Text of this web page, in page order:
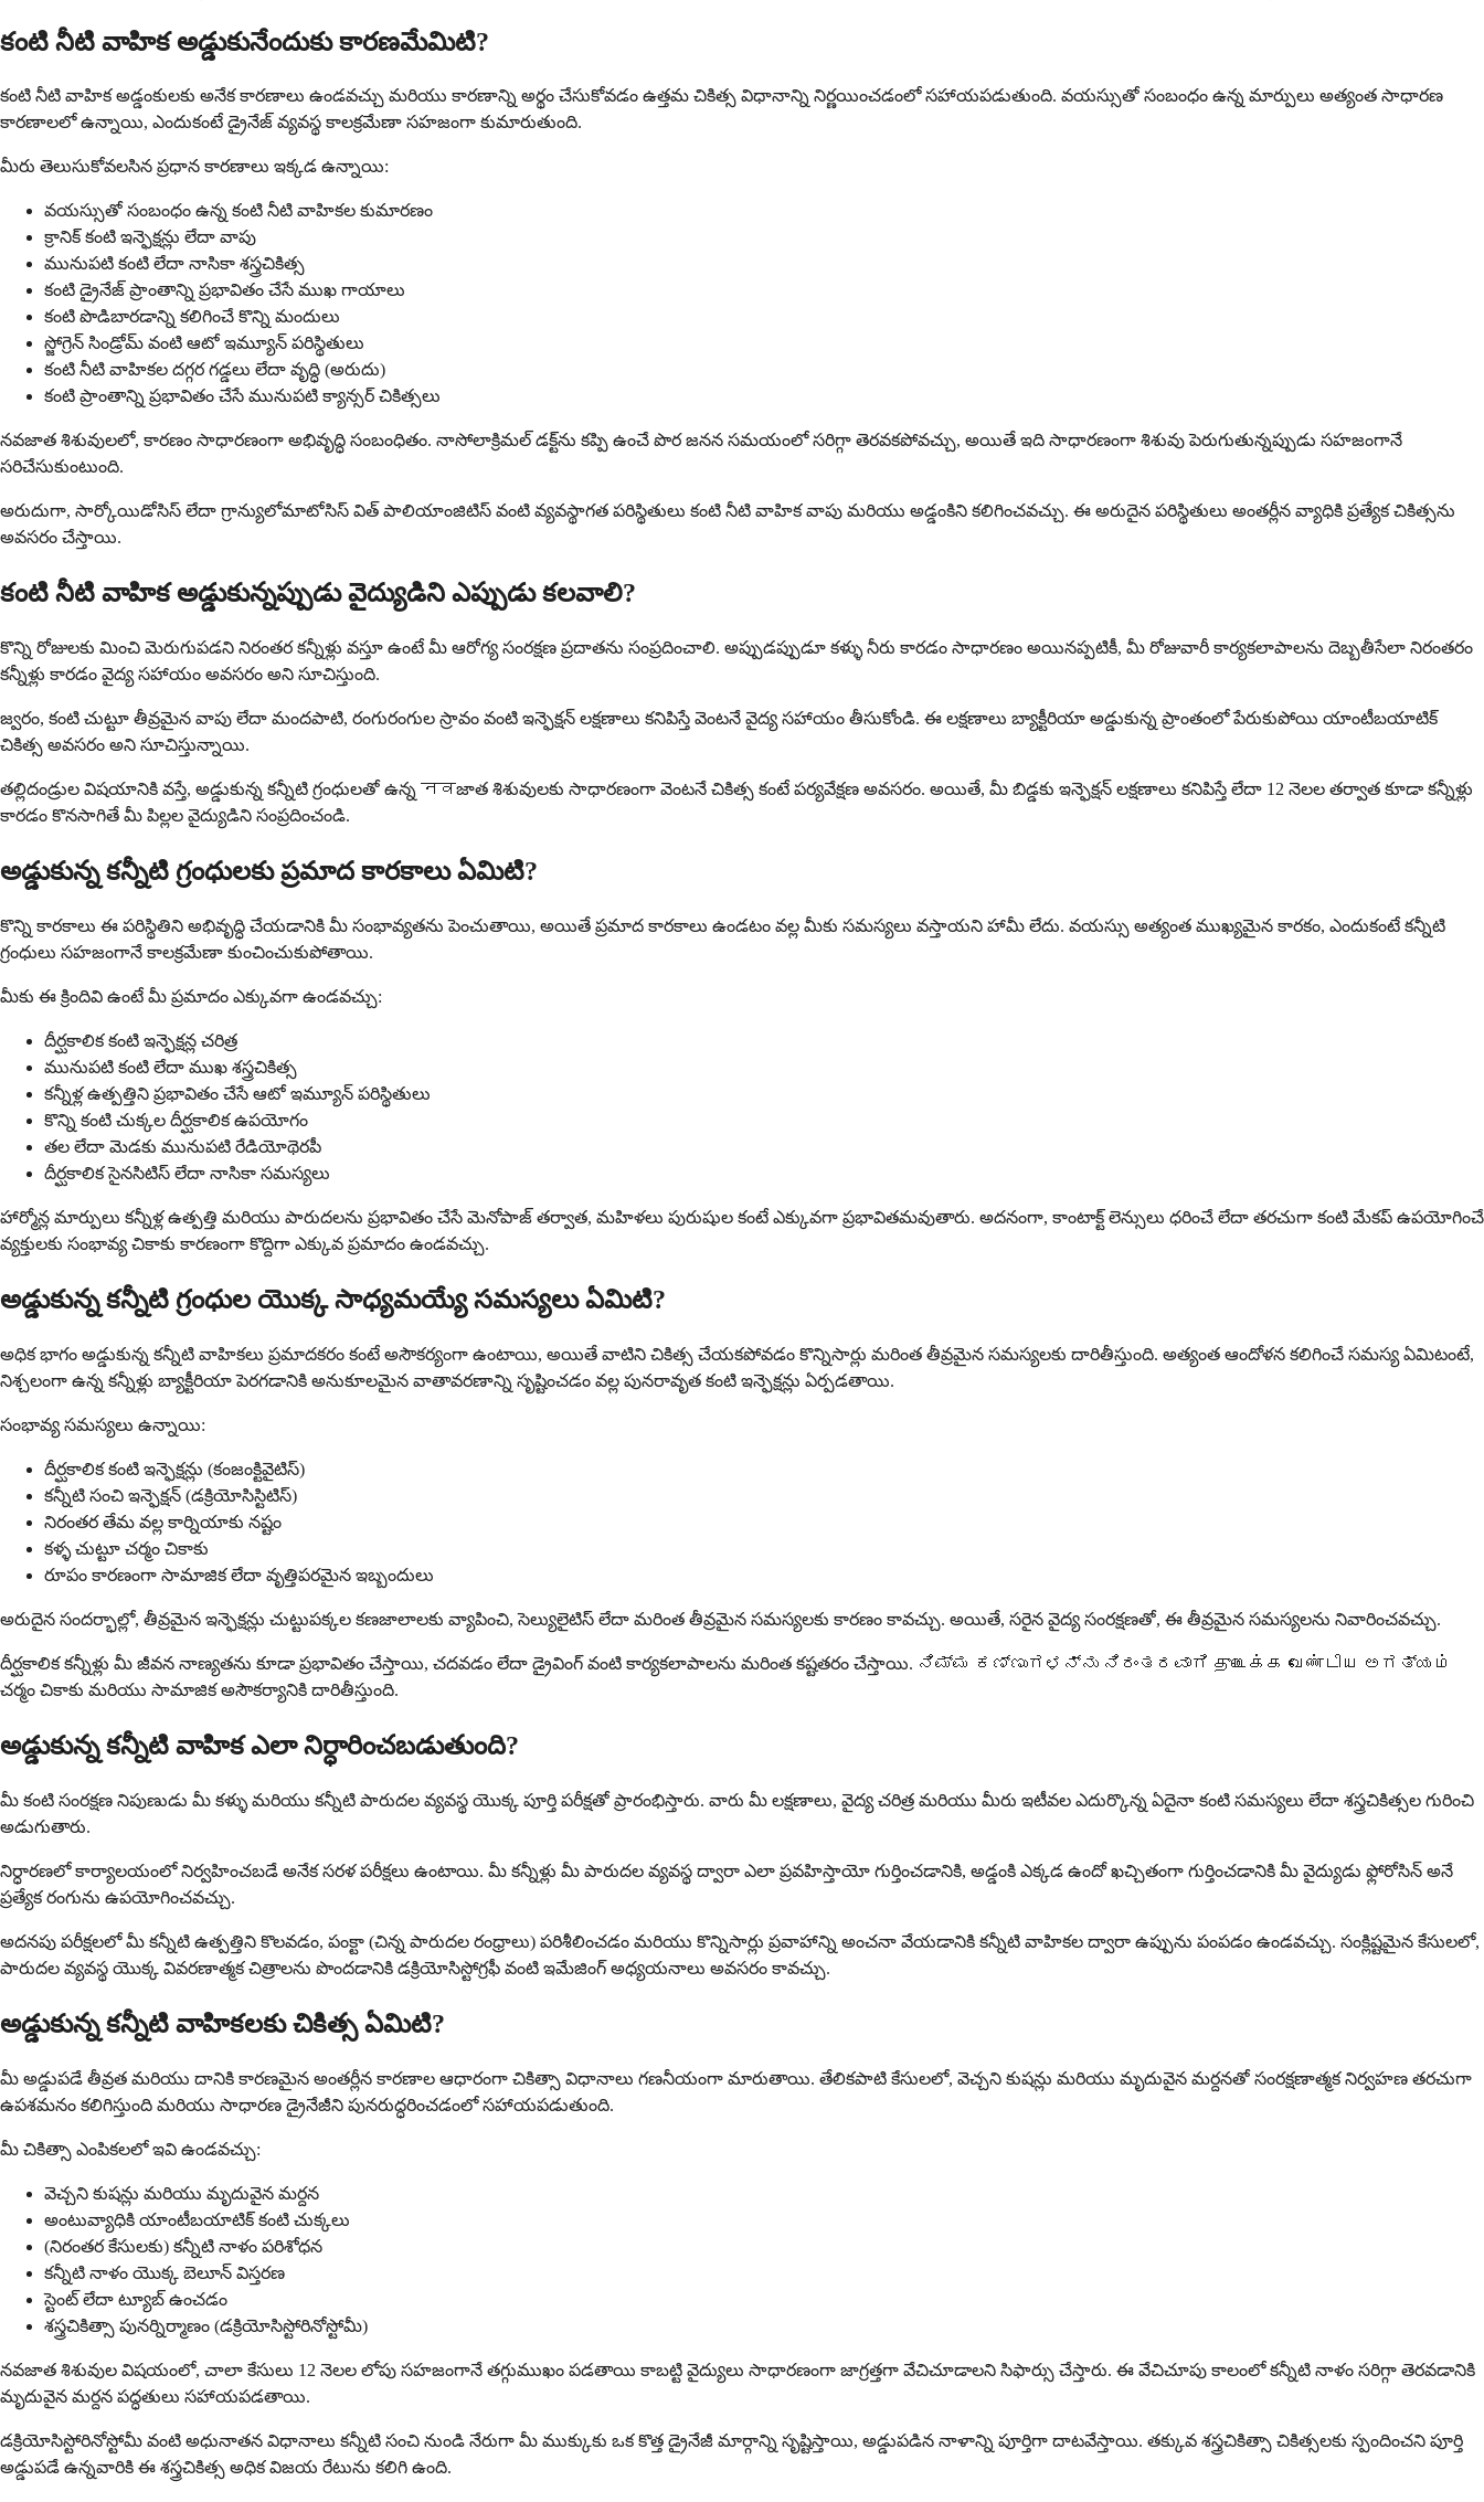
కంటి నీటి వాహిక అడ్డుకునేందుకు కారణమేమిటి?
కంటి నీటి వాహిక అడ్డంకులకు అనేక కారణాలు ఉండవచ్చు మరియు కారణాన్ని అర్థం చేసుకోవడం ఉత్తమ చికిత్స విధానాన్ని నిర్ణయించడంలో సహాయపడుతుంది. వయస్సుతో సంబంధం ఉన్న మార్పులు అత్యంత సాధారణ
కారణాలలో ఉన్నాయి, ఎందుకంటే డ్రైనేజ్ వ్యవస్థ కాలక్రమేణా సహజంగా కుమారుతుంది.
మీరు తెలుసుకోవలసిన ప్రధాన కారణాలు ఇక్కడ ఉన్నాయి:
వయస్సుతో సంబంధం ఉన్న కంటి నీటి వాహికల కుమారణం
క్రానిక్ కంటి ఇన్ఫెక్షన్లు లేదా వాపు
మునుపటి కంటి లేదా నాసికా శస్త్రచికిత్స
కంటి డ్రైనేజ్ ప్రాంతాన్ని ప్రభావితం చేసే ముఖ గాయాలు
కంటి పొడిబారడాన్ని కలిగించే కొన్ని మందులు
స్జోగ్రెన్ సిండ్రోమ్ వంటి ఆటో ఇమ్యూన్ పరిస్థితులు
కంటి నీటి వాహికల దగ్గర గడ్డలు లేదా వృద్ధి (అరుదు)
కంటి ప్రాంతాన్ని ప్రభావితం చేసే మునుపటి క్యాన్సర్ చికిత్సలు
నవజాత శిశువులలో, కారణం సాధారణంగా అభివృద్ధి సంబంధితం. నాసోలాక్రిమల్ డక్ట్‌ను కప్పి ఉంచే పొర జనన సమయంలో సరిగ్గా తెరవకపోవచ్చు, అయితే ఇది సాధారణంగా శిశువు పెరుగుతున్నప్పుడు సహజంగానే
సరిచేసుకుంటుంది.
అరుదుగా, సార్కోయిడోసిస్ లేదా గ్రాన్యులోమాటోసిస్ విత్ పాలియాంజిటిస్ వంటి వ్యవస్థాగత పరిస్థితులు కంటి నీటి వాహిక వాపు మరియు అడ్డంకిని కలిగించవచ్చు. ఈ అరుదైన పరిస్థితులు అంతర్లీన వ్యాధికి ప్రత్యేక చికిత్సను
అవసరం చేస్తాయి.
కంటి నీటి వాహిక అడ్డుకున్నప్పుడు వైద్యుడిని ఎప్పుడు కలవాలి?
కొన్ని రోజులకు మించి మెరుగుపడని నిరంతర కన్నీళ్లు వస్తూ ఉంటే మీ ఆరోగ్య సంరక్షణ ప్రదాతను సంప్రదించాలి. అప్పుడప్పుడూ కళ్ళు నీరు కారడం సాధారణం అయినప్పటికీ, మీ రోజువారీ కార్యకలాపాలను దెబ్బతీసేలా నిరంతరం
కన్నీళ్లు కారడం వైద్య సహాయం అవసరం అని సూచిస్తుంది.
జ్వరం, కంటి చుట్టూ తీవ్రమైన వాపు లేదా మందపాటి, రంగురంగుల స్రావం వంటి ఇన్ఫెక్షన్ లక్షణాలు కనిపిస్తే వెంటనే వైద్య సహాయం తీసుకోండి. ఈ లక్షణాలు బ్యాక్టీరియా అడ్డుకున్న ప్రాంతంలో పేరుకుపోయి యాంటీబయాటిక్
చికిత్స అవసరం అని సూచిస్తున్నాయి.
తల్లిదండ్రుల విషయానికి వస్తే, అడ్డుకున్న కన్నీటి గ్రంధులతో ఉన్న नवజాత శిశువులకు సాధారణంగా వెంటనే చికిత్స కంటే పర్యవేక్షణ అవసరం. అయితే, మీ బిడ్డకు ఇన్ఫెక్షన్ లక్షణాలు కనిపిస్తే లేదా 12 నెలల తర్వాత కూడా కన్నీళ్లు
కారడం కొనసాగితే మీ పిల్లల వైద్యుడిని సంప్రదించండి.
అడ్డుకున్న కన్నీటి గ్రంధులకు ప్రమాద కారకాలు ఏమిటి?
కొన్ని కారకాలు ఈ పరిస్థితిని అభివృద్ధి చేయడానికి మీ సంభావ్యతను పెంచుతాయి, అయితే ప్రమాద కారకాలు ఉండటం వల్ల మీకు సమస్యలు వస్తాయని హామీ లేదు. వయస్సు అత్యంత ముఖ్యమైన కారకం, ఎందుకంటే కన్నీటి
గ్రంధులు సహజంగానే కాలక్రమేణా కుంచించుకుపోతాయి.
మీకు ఈ క్రిందివి ఉంటే మీ ప్రమాదం ఎక్కువగా ఉండవచ్చు:
దీర్ఘకాలిక కంటి ఇన్ఫెక్షన్ల చరిత్ర
మునుపటి కంటి లేదా ముఖ శస్త్రచికిత్స
కన్నీళ్ల ఉత్పత్తిని ప్రభావితం చేసే ఆటో ఇమ్యూన్ పరిస్థితులు
కొన్ని కంటి చుక్కల దీర్ఘకాలిక ఉపయోగం
తల లేదా మెడకు మునుపటి రేడియోథెరపీ
దీర్ఘకాలిక సైనసిటిస్ లేదా నాసికా సమస్యలు
హార్మోన్ల మార్పులు కన్నీళ్ల ఉత్పత్తి మరియు పారుదలను ప్రభావితం చేసే మెనోపాజ్ తర్వాత, మహిళలు పురుషుల కంటే ఎక్కువగా ప్రభావితమవుతారు. అదనంగా, కాంటాక్ట్ లెన్సులు ధరించే లేదా తరచుగా కంటి మేకప్ ఉపయోగించే
వ్యక్తులకు సంభావ్య చికాకు కారణంగా కొద్దిగా ఎక్కువ ప్రమాదం ఉండవచ్చు.
అడ్డుకున్న కన్నీటి గ్రంధుల యొక్క సాధ్యమయ్యే సమస్యలు ఏమిటి?
అధిక భాగం అడ్డుకున్న కన్నీటి వాహికలు ప్రమాదకరం కంటే అసౌకర్యంగా ఉంటాయి, అయితే వాటిని చికిత్స చేయకపోవడం కొన్నిసార్లు మరింత తీవ్రమైన సమస్యలకు దారితీస్తుంది. అత్యంత ఆందోళన కలిగించే సమస్య ఏమిటంటే,
నిశ్చలంగా ఉన్న కన్నీళ్లు బ్యాక్టీరియా పెరగడానికి అనుకూలమైన వాతావరణాన్ని సృష్టించడం వల్ల పునరావృత కంటి ఇన్ఫెక్షన్లు ఏర్పడతాయి.
సంభావ్య సమస్యలు ఉన్నాయి:
దీర్ఘకాలిక కంటి ఇన్ఫెక్షన్లు (కంజంక్టివైటిస్)
కన్నీటి సంచి ఇన్ఫెక్షన్ (డక్రియోసిస్టిటిస్)
నిరంతర తేమ వల్ల కార్నియాకు నష్టం
కళ్ళ చుట్టూ చర్మం చికాకు
రూపం కారణంగా సామాజిక లేదా వృత్తిపరమైన ఇబ్బందులు
అరుదైన సందర్భాల్లో, తీవ్రమైన ఇన్ఫెక్షన్లు చుట్టుపక్కల కణజాలాలకు వ్యాపించి, సెల్యులైటిస్ లేదా మరింత తీవ్రమైన సమస్యలకు కారణం కావచ్చు. అయితే, సరైన వైద్య సంరక్షణతో, ఈ తీవ్రమైన సమస్యలను నివారించవచ్చు.
దీర్ఘకాలిక కన్నీళ్లు మీ జీవన నాణ్యతను కూడా ప్రభావితం చేస్తాయి, చదవడం లేదా డ్రైవింగ్ వంటి కార్యకలాపాలను మరింత కష్టతరం చేస్తాయి. ನಿಮ್ಮ ಕಣ್ಣುಗಳನ್ನು ನಿರಂತರವಾಗಿ துடைக்க வேண்டிய ಅಗತ್ಯம்
చర్మం చికాకు మరియు సామాజిక అసౌకర్యానికి దారితీస్తుంది.
అడ్డుకున్న కన్నీటి వాహిక ఎలా నిర్ధారించబడుతుంది?
మీ కంటి సంరక్షణ నిపుణుడు మీ కళ్ళు మరియు కన్నీటి పారుదల వ్యవస్థ యొక్క పూర్తి పరీక్షతో ప్రారంభిస్తారు. వారు మీ లక్షణాలు, వైద్య చరిత్ర మరియు మీరు ఇటీవల ఎదుర్కొన్న ఏదైనా కంటి సమస్యలు లేదా శస్త్రచికిత్సల గురించి
అడుగుతారు.
నిర్ధారణలో కార్యాలయంలో నిర్వహించబడే అనేక సరళ పరీక్షలు ఉంటాయి. మీ కన్నీళ్లు మీ పారుదల వ్యవస్థ ద్వారా ఎలా ప్రవహిస్తాయో గుర్తించడానికి, అడ్డంకి ఎక్కడ ఉందో ఖచ్చితంగా గుర్తించడానికి మీ వైద్యుడు ఫ్లోరోసిన్ అనే
ప్రత్యేక రంగును ఉపయోగించవచ్చు.
అదనపు పరీక్షలలో మీ కన్నీటి ఉత్పత్తిని కొలవడం, పంక్టా (చిన్న పారుదల రంధ్రాలు) పరిశీలించడం మరియు కొన్నిసార్లు ప్రవాహాన్ని అంచనా వేయడానికి కన్నీటి వాహికల ద్వారా ఉప్పును పంపడం ఉండవచ్చు. సంక్లిష్టమైన కేసులలో,
పారుదల వ్యవస్థ యొక్క వివరణాత్మక చిత్రాలను పొందడానికి డక్రియోసిస్టోగ్రఫీ వంటి ఇమేజింగ్ అధ్యయనాలు అవసరం కావచ్చు.
అడ్డుకున్న కన్నీటి వాహికలకు చికిత్స ఏమిటి?
మీ అడ్డుపడే తీవ్రత మరియు దానికి కారణమైన అంతర్లీన కారణాల ఆధారంగా చికిత్సా విధానాలు గణనీయంగా మారుతాయి. తేలికపాటి కేసులలో, వెచ్చని కుషన్లు మరియు మృదువైన మర్దనతో సంరక్షణాత్మక నిర్వహణ తరచుగా
ఉపశమనం కలిగిస్తుంది మరియు సాధారణ డ్రైనేజీని పునరుద్ధరించడంలో సహాయపడుతుంది.
మీ చికిత్సా ఎంపికలలో ఇవి ఉండవచ్చు:
వెచ్చని కుషన్లు మరియు మృదువైన మర్దన
అంటువ్యాధికి యాంటీబయాటిక్ కంటి చుక్కలు
(నిరంతర కేసులకు) కన్నీటి నాళం పరిశోధన
కన్నీటి నాళం యొక్క బెలూన్ విస్తరణ
స్టెంట్ లేదా ట్యూబ్ ఉంచడం
శస్త్రచికిత్సా పునర్నిర్మాణం (డక్రియోసిస్టోరినోస్టోమీ)
నవజాత శిశువుల విషయంలో, చాలా కేసులు 12 నెలల లోపు సహజంగానే తగ్గుముఖం పడతాయి కాబట్టి వైద్యులు సాధారణంగా జాగ్రత్తగా వేచిచూడాలని సిఫార్సు చేస్తారు. ఈ వేచిచూపు కాలంలో కన్నీటి నాళం సరిగ్గా తెరవడానికి
మృదువైన మర్దన పద్ధతులు సహాయపడతాయి.
డక్రియోసిస్టోరినోస్టోమీ వంటి అధునాతన విధానాలు కన్నీటి సంచి నుండి నేరుగా మీ ముక్కుకు ఒక కొత్త డ్రైనేజీ మార్గాన్ని సృష్టిస్తాయి, అడ్డుపడిన నాళాన్ని పూర్తిగా దాటవేస్తాయి. తక్కువ శస్త్రచికిత్సా చికిత్సలకు స్పందించని పూర్తి
అడ్డుపడే ఉన్నవారికి ఈ శస్త్రచికిత్స అధిక విజయ రేటును కలిగి ఉంది.